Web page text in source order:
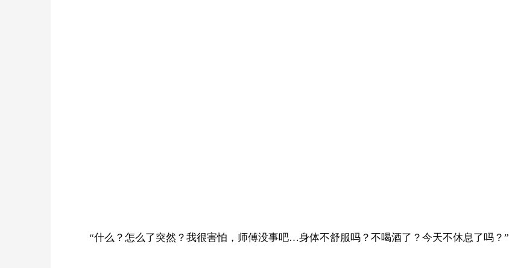
“什么？怎么了突然？我很害怕，师傅没事吧…身体不舒服吗？不喝酒了？今天不休息了吗？”